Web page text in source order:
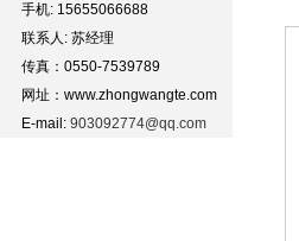
手机: 15655066688
联系人: 苏经理
传真：0550-7539789
网址：www.zhongwangte.com
E-mail: 903092774@qq.com